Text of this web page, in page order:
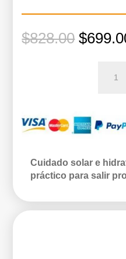
$828.00 El
precio
$
Cuidado solar e
práctico para salir